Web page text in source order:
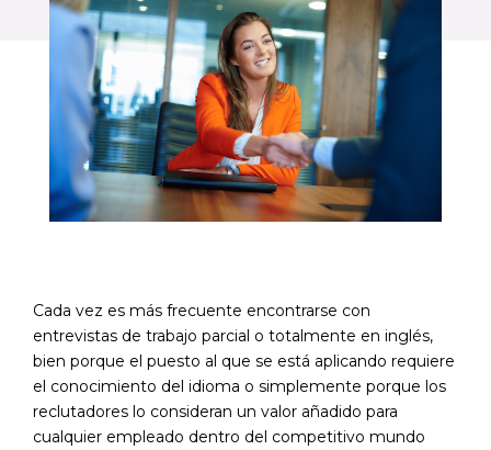
Cada vez es más frecuente encontrarse con
entrevistas de trabajo parcial o totalmente en inglés,
bien porque el puesto al que se está aplicando requiere
el conocimiento del idioma o simplemente porque los
reclutadores lo consideran un valor añadido para
cualquier empleado dentro del competitivo mundo